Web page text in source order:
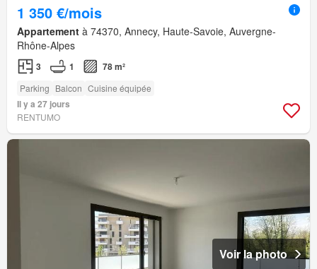
1 350 €/mois
Appartement à 74370, Annecy, Haute-Savoie, Auvergne-
Rhône-Alpes
3 1 78 m²
Parking Balcon Cuisine équipée
Il y a 27 jours
RENTUMO
Voir la photo